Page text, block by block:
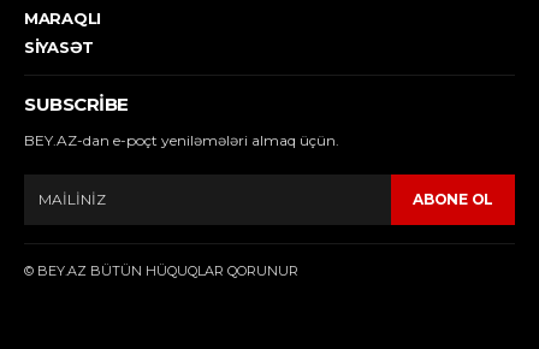
MARAQLI
SIYASƏT
SUBSCRIBE
BEY.AZ-dan e-poçt yeniləmələri almaq üçün.
ABONE OL
© BEY.AZ BÜTÜN HÜQUQLAR QORUNUR